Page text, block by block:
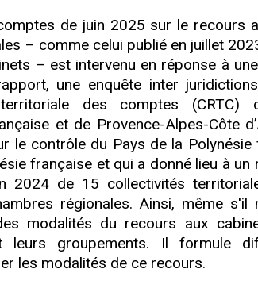
de juin 2025 sur le recours
– comme celui publié en juillet
– est intervenu en réponse à
une enquête inter
des comptes (CRTC)
et de Provence-Alpes-Côte
le contrôle du Pays de la
française et qui a donné lieu à
2024 de 15 collectivités
régionales. Ainsi, même s'il
modalités du recours aux
leurs groupements. Il formule
les modalités de ce recours.